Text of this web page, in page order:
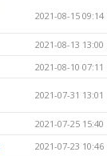
2021-08-15 09:14
2021-08-13 13:00
2021-08-10 07:11
2021-07-31 13:01
2021-07-25 15:40
2021-07-23 10:46